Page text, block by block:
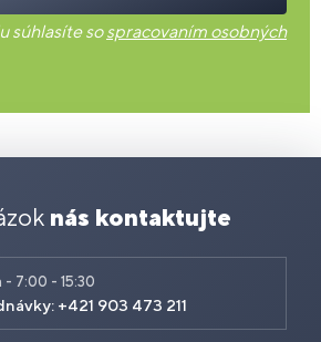
súhlasíte sospracovaním osobných
nás kontaktujte
- 7:00 - 15:30
+421 903 473 211